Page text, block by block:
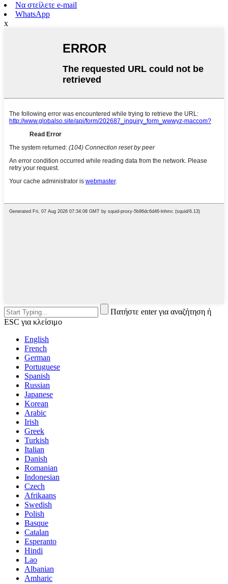
Να στείλετε e-mail
WhatsApp
x
Πατήστε enter για αναζήτηση ή
ESC για κλείσιμο
English
French
German
Portuguese
Spanish
Russian
Japanese
Korean
Arabic
Irish
Greek
Turkish
Italian
Danish
Romanian
Indonesian
Czech
Afrikaans
Swedish
Polish
Basque
Catalan
Esperanto
Hindi
Lao
Albanian
Amharic